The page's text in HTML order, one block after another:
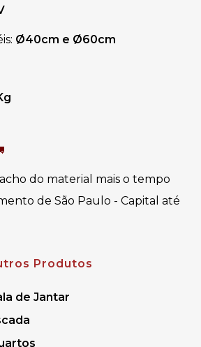
Ø40cm e Ø60cm
do material mais o tempo
de São Paulo - Capital até
Produtos
de Jantar